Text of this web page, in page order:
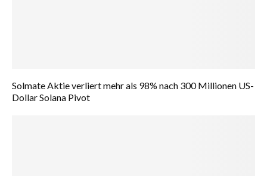
Solmate Aktie verliert mehr als 98% nach 300 Millionen US-
Dollar Solana Pivot